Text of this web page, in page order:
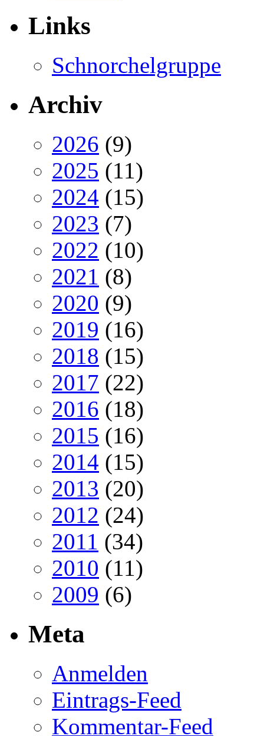
Links
Schnorchelgruppe
Archiv
2026 (9)
2025 (11)
2024 (15)
2023 (7)
2022 (10)
2021 (8)
2020 (9)
2019 (16)
2018 (15)
2017 (22)
2016 (18)
2015 (16)
2014 (15)
2013 (20)
2012 (24)
2011 (34)
2010 (11)
2009 (6)
Meta
Anmelden
Eintrags-Feed
Kommentar-Feed